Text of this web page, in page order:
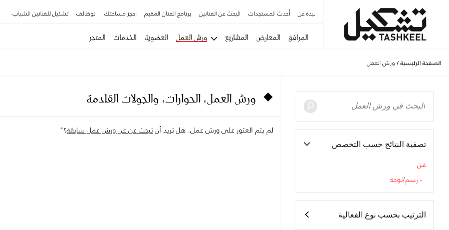
نبذة عن أحدث المستجدات البحث عن الفنانين برنامج الفنان المقيم احجز مساحتك الوظائف تشكيل للفنانين الشباب
المرافق المعارض المشاريع ورش العمل العضوية الخدمات المتجر
الصفحة الرئيسية / ورش العمل
تصفية النتائج حسب التخصص
فن
رسم/لوحة
الترتيب بحسب نوع الفعالية
ورش العمل، الحوارات، والجولات القادمة
لم يتم العثور على ورش عمل. هل تريد أنتبحث عن عن ورش عمل سابقة؟"